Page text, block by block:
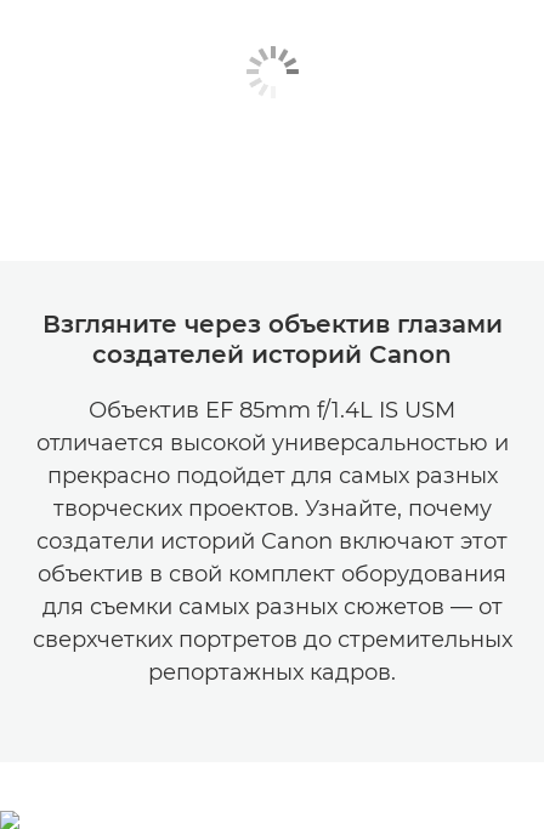
Взгляните через объектив глазами
создателей историй Canon
Объектив EF 85mm f/1.4L IS USM
отличается высокой универсальностью и
прекрасно подойдет для самых разных
творческих проектов. Узнайте, почему
создатели историй Canon включают этот
объектив в свой комплект оборудования
для съемки самых разных сюжетов — от
сверхчетких портретов до стремительных
репортажных кадров.